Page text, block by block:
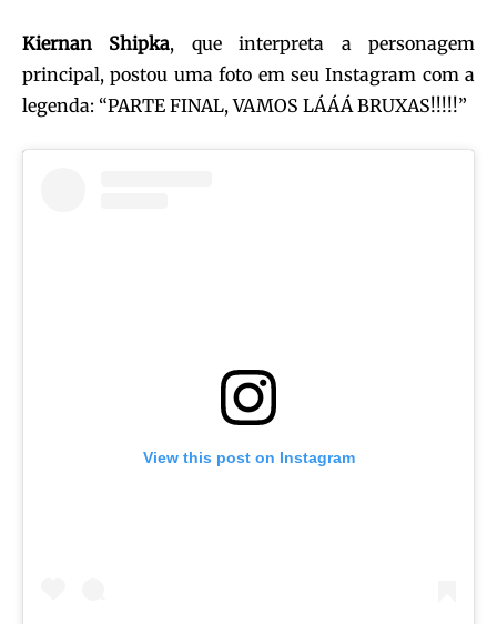
Kiernan Shipka, que interpreta a personagem
principal, postou uma foto em seu Instagram com a
legenda: “PARTE FINAL, VAMOS LÁÁÁ BRUXAS!!!!!”
View this post on Instagram